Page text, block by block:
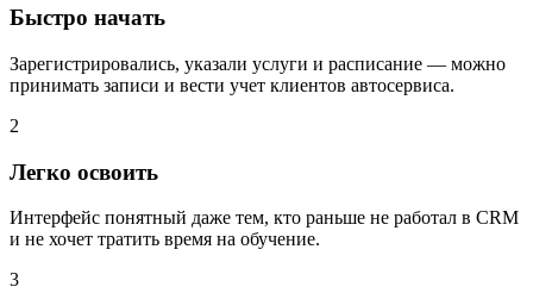
Быстро начать
Зарегистрировались, указали услуги и расписание — можно
принимать записи и вести учет клиентов автосервиса.
2
Легко освоить
Интерфейс понятный даже тем, кто раньше не работал в CRM
и не хочет тратить время на обучение.
3